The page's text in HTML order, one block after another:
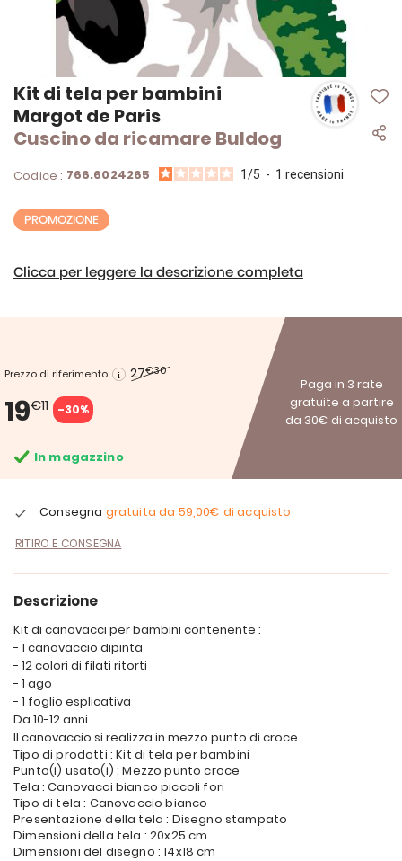
Kit di tela per bambini
Margot de Paris
Cuscino da ricamare Buldog
Codice : 766.6024265 1/5 - 1recensioni
PROMOZIONE
Clicca per leggere la descrizione completa
Prezzo di riferimento 27€30
19€11 -30%
Paga in 3 rate
gratuite a partire
da 30€ di acquisto
In magazzino
Consegna gratuita da 59,00€ di acquisto
RITIRO E CONSEGNA
Vai
all'inizio
della
galleria
immagini
Descrizione
Kit di canovacci per bambini contenente :
- 1 canovaccio dipinta
- 12 colori di filati ritorti
- 1 ago
- 1 foglio esplicativa
Da 10-12 anni.
Il canovaccio si realizza in mezzo punto di croce.
Tipo di prodotti : Kit di tela per bambini
Punto(i) usato(i) : Mezzo punto croce
Tela : Canovacci bianco piccoli fori
Tipo di tela : Canovaccio bianco
Presentazione della tela : Disegno stampato
Dimensioni della tela : 20x25 cm
Dimensioni del disegno : 14x18 cm